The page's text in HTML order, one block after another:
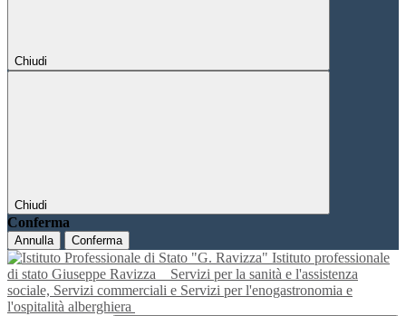
Chiudi
Chiudi
Conferma
Annulla Conferma
Istituto professionale
di stato Giuseppe Ravizza
Servizi per la sanità e l'assistenza
sociale, Servizi commerciali e Servizi per l'enogastronomia e
l'ospitalità alberghiera